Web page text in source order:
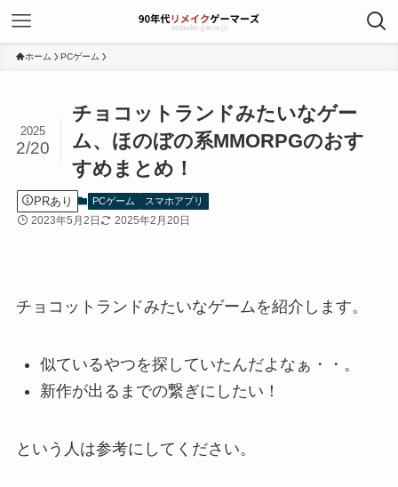
ホーム PCゲーム
チョコットランドみたいなゲー
ム、ほのぼの系MMORPGのおす
すめまとめ！
2025
2/20
PRあり PCゲーム スマホアプリ
2023年5月2日 2025年2月20日
チョコットランドみたいなゲームを紹介します。
似ているやつを探していたんだよなぁ・・。
新作が出るまでの繋ぎにしたい！
という人は参考にしてください。